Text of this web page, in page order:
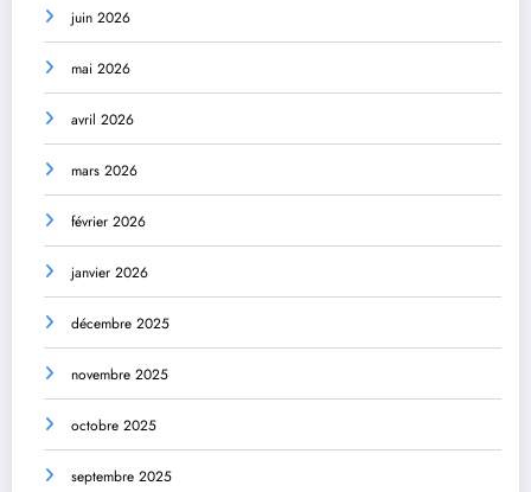
juin 2026
mai 2026
avril 2026
mars 2026
février 2026
janvier 2026
décembre 2025
novembre 2025
octobre 2025
septembre 2025